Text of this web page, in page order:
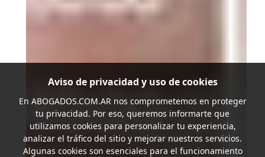
Aviso de privacidad y uso de cookies
En ABOGADOS.COM.ARnos comprometemos en proteger
tu privacidad. Por eso, queremos informarte que
utilizamos cookies para personalizar tu experiencia,
analizar el tráfico del sitio y mejorar nuestros servicios.
Algunas cookies son esenciales para el funcionamiento